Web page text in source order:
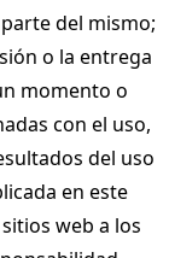
del mismo;
o la entrega
momento o
con el uso,
del uso
en este
web a los